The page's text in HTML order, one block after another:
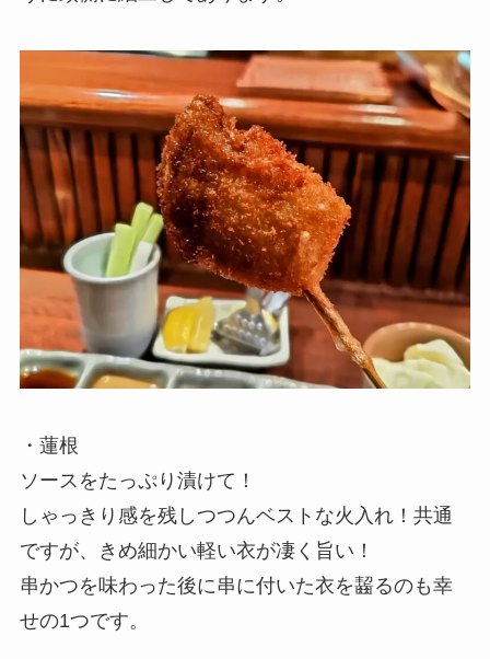
・蓮根
ソースをたっぷり漬けて！
しゃっきり感を残しつつんベストな火入れ！共通
ですが、きめ細かい軽い衣が凄く旨い！
串かつを味わった後に串に付いた衣を齧るのも幸
せの1つです。